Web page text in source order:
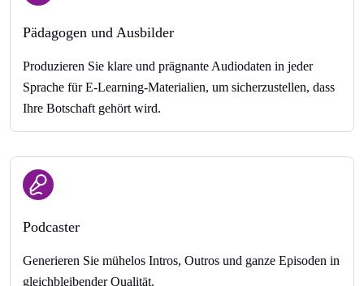
Pädagogen und Ausbilder
Produzieren Sie klare und prägnante Audiodaten in jeder
Sprache für E-Learning-Materialien, um sicherzustellen, dass
Ihre Botschaft gehört wird.
Podcaster
Generieren Sie mühelos Intros, Outros und ganze Episoden in
gleichbleibender Qualität.